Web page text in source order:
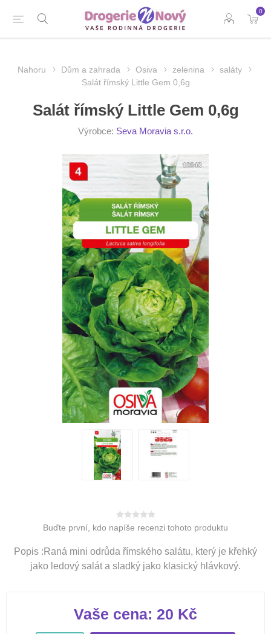
0
Nahoru Dům a zahrada Osiva zelenina
saláty
Salát římský Little Gem 0,6g
Salát římský Little Gem 0,6g
Výrobce: Seva Moravia s.r.o.
Buďte první, kdo napíše recenzi tohoto produktu
Popis :Raná mini odrůda římského salátu, který je křehký
jako ledový salát a sladký jako klasický hlávkový.
Vaše cena: 20 Kč